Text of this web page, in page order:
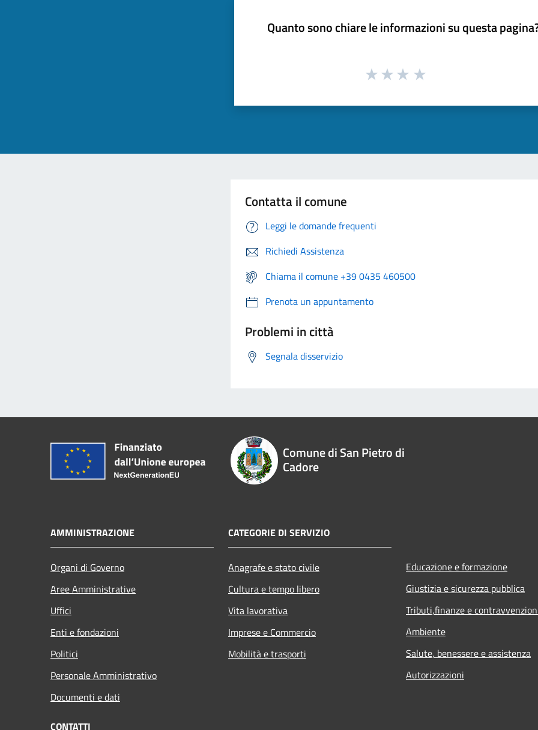
Quanto sono chiare le informazioni su questa
Contatta il comune
Leggi le domande frequenti
Richiedi Assistenza
Chiama il comune +39 0435 460500
Prenota un appuntamento
Problemi in città
Segnala disservizio
Comune di San Pietro di
Cadore
AMMINISTRAZIONE
Organi di Governo
Aree Amministrative
Uffici
Enti e fondazioni
Politici
Personale Amministrativo
Documenti e dati
CATEGORIE DI SERVIZIO
Anagrafe e stato civile
Cultura e tempo libero
Vita lavorativa
Imprese e Commercio
Mobilità e trasporti
Educazione e formazione
Giustizia e sicurezza pubblica
Tributi,finanze e
Ambiente
Salute, benessere e assistenza
Autorizzazioni
CONTATTI